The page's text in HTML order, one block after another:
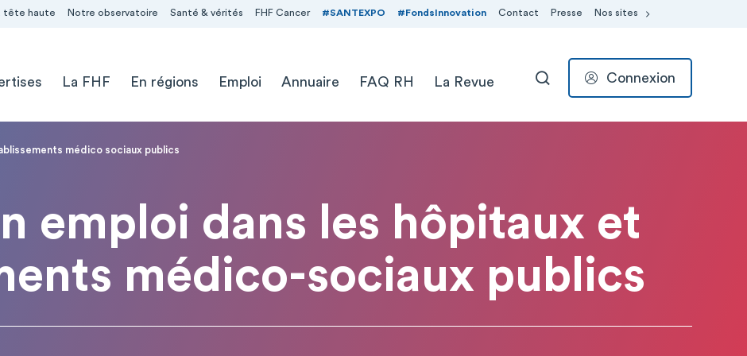
tête haute Notre observatoire Santé & vérités FHF Cancer #SANTEXPO #FondsInnovation Contact Presse Nos sites
La FHF En régions Emploi Annuaire FAQ RH La Revue RECHERCHER
Connexion
médico sociaux publics
emploi dans les hôpitaux et
médico-sociaux publics